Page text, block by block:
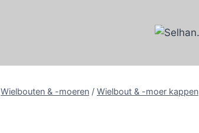
Wielbouten & -moeren / Wielbout & -moer kappen